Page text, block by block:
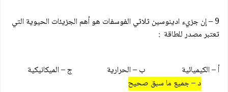
9 – إن جزيء ادينوسين ثلاثي الفوسفات هو أهم الجزيئات الحيوية التي
تعتبر مصدر للطاقة :
أ – الكيميائية ب – الحرارية ج – الميكانيكية
د – جميع ما سبق صحيح